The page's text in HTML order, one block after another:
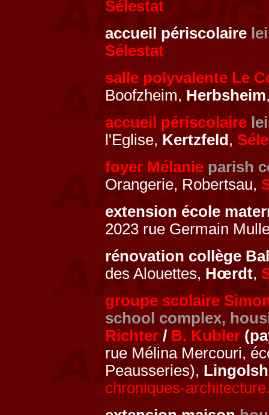
Sélestat
accueil périscolaire
Sélestat
salle polyvalente Le
Boofzheim, Herbsheim
accueil périscolaire
l'Eglise, Kertzfeld ,
foyer Mélanie parish
Orangerie, Robertsau,
extension école
2023 rue Germain
rénovation collège
des Alouettes, Hœrdt,
groupe scolaire
school complex,
Richter / B. Kubler
rue Mélina Mercouri,
Peausseries),
chroniques-